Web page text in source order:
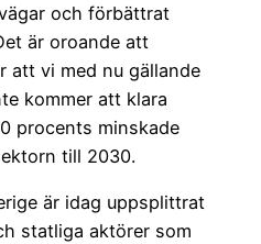
och förbättrat
är oroande att
att vi med nu gällande
kommer att klara
procents minskade
till 2030.
är idag uppsplittrat
statliga aktörer som